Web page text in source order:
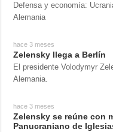
Defensa y economía:
Alemania
hace 3 meses
Zelensky llega a Berlín
El presidente Volodymyr
Alemania.
hace 3 meses
Zelensky se reúne con
Panucraniano de